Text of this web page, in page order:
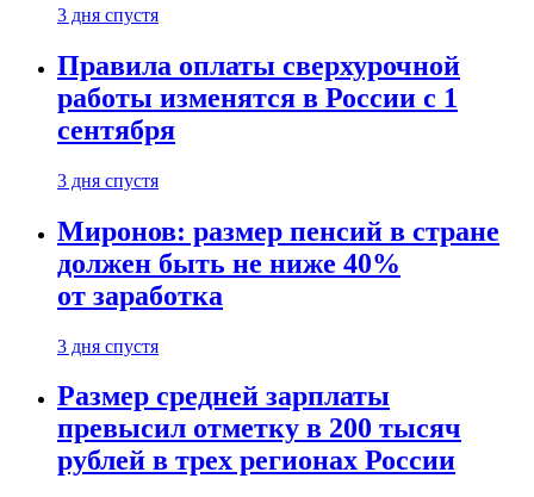
3 дня спустя
Правила оплаты сверхурочной
работы изменятся в России с 1
сентября
3 дня спустя
Миронов: размер пенсий в стране
должен быть не ниже 40%
от заработка
3 дня спустя
Размер средней зарплаты
превысил отметку в 200 тысяч
рублей в трех регионах России